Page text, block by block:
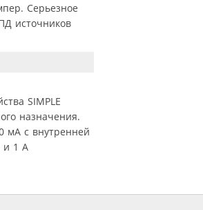
Серьезное
источников
SIMPLE
назначения.
мА с внутренней
и 1 А